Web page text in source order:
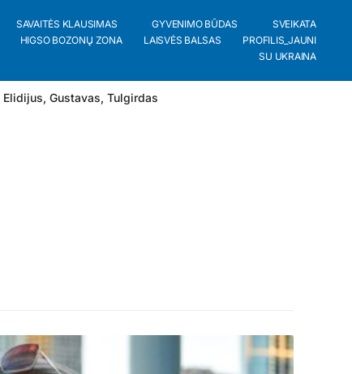
SAVAITĖS KLAUSIMAS GYVENIMO BŪDAS
SVEIKATA
HIGSO BOZONŲ ZONA LAISVĖS BALSAS
PROFILIS_JAUNI
SU UKRAINA
Elidijus, Gustavas, Tulgirdas